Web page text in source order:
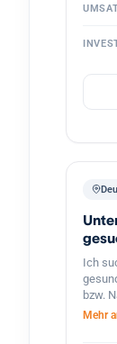
von
Ich
bzw.
Mehr